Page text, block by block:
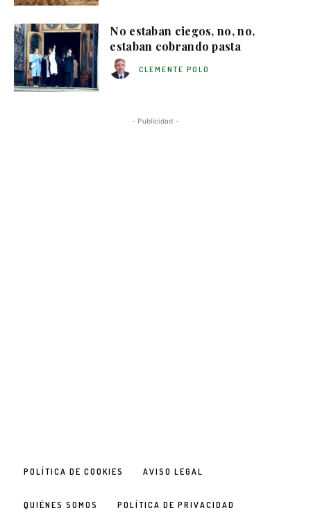
No estaban ciegos, no, no,
estaban cobrando pasta
CLEMENTE POLO
- Publicidad -
POLÍTICA DE COOKIES AVISO LEGAL
QUIÉNES SOMOS POLÍTICA DE PRIVACIDAD